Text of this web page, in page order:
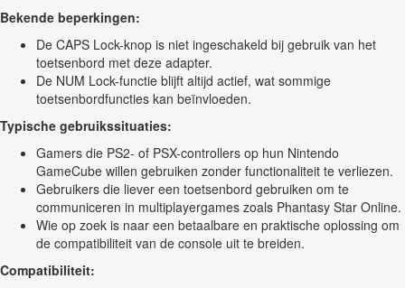
Bekende beperkingen:
De CAPS Lock-knop is niet ingeschakeld bij gebruik van het
toetsenbord met deze adapter.
De NUM Lock-functie blijft altijd actief, wat sommige
toetsenbordfuncties kan beïnvloeden.
Typische gebruikssituaties:
Gamers die PS2- of PSX-controllers op hun Nintendo
GameCube willen gebruiken zonder functionaliteit te verliezen.
Gebruikers die liever een toetsenbord gebruiken om te
communiceren in multiplayergames zoals Phantasy Star Online.
Wie op zoek is naar een betaalbare en praktische oplossing om
de compatibiliteit van de console uit te breiden.
Compatibiliteit: